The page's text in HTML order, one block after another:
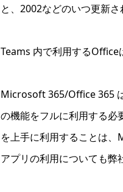
と、2002などのいつ更新
Teams 内で利用するOffice
Microsoft 365/Office 365
の機能をフルに利用する必
を上手に利用することは
アプリの利用についても弊